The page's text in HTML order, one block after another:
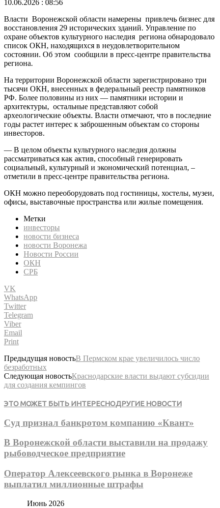
10.06.2026 : 08:56
Власти Воронежской области намерены привлечь бизнес для
восстановления 29 исторических зданий. Управление по
охране объектов культурного наследия региона обнародовало
список ОКН, находящихся в неудовлетворительном
состоянии. Об этом сообщили в пресс-центре правительства
региона.
На территории Воронежской области зарегистрировано три
тысячи ОКН, внесенных в федеральный реестр памятников
РФ. Более половины из них — памятники истории и
архитектуры, остальные представляют собой
археологические объекты. Власти отмечают, что в последние
годы растет интерес к заброшенным объектам со стороны
инвесторов.
— В целом объекты культурного наследия должны
рассматриваться как актив, способный генерировать
социальный, культурный и экономический потенциал, –
отметили в пресс-центре правительства региона.
ОКН можно переоборудовать под гостиницы, хостелы, музеи,
офисы, выставочные пространства или жилые помещения.
Метки
инвесторы
новости бизнеса
новости Воронежа
Новости России
ОКН
СРБ
VK
WhatsApp
Twitter
Telegram
Viber
Email
Print
Предыдущая новостьВ Пермском крае увеличилось число
безработных
Следующая новостьКраснодарские власти выдают субсидии
для создания кемпингов
ЭТО МОЖЕТ БЫТЬ ИНТЕРЕСНОДРУГИЕ НОВОСТИ
Суд признал банкротом компанию «Квант»
В Воронежской области выставили на продажу
рыбоводческое предприятие
Оператор Алексеевского рынка в Воронеже
выплатил миллионные штрафы
Июнь 2026